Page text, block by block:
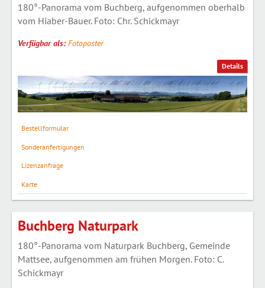
Details
180°-Panorama vom Buchberg, aufgenommen oberhalb
vom Hiaber-Bauer. Foto: Chr. Schickmayr
Verfügbar als:Fotoposter
Bestellformular
Sonderanfertigungen
Lizenzanfrage
Karte
Buchberg Naturpark
180°-Panorama vom Naturpark Buchberg, Gemeinde
Mattsee, aufgenommen am frühen Morgen. Foto: C.
Schickmayr